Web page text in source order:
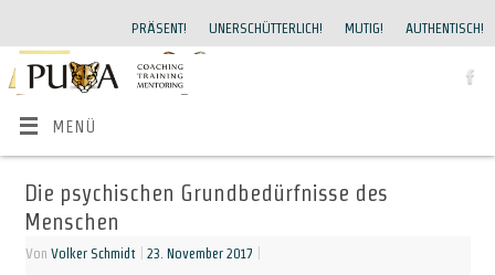
PRÄSENT! UNERSCHÜTTERLICH! MUTIG! AUTHENTISCH!
MENÜ
Die psychischen Grundbedürfnisse des
Menschen
Von Volker Schmidt 23. November 2017